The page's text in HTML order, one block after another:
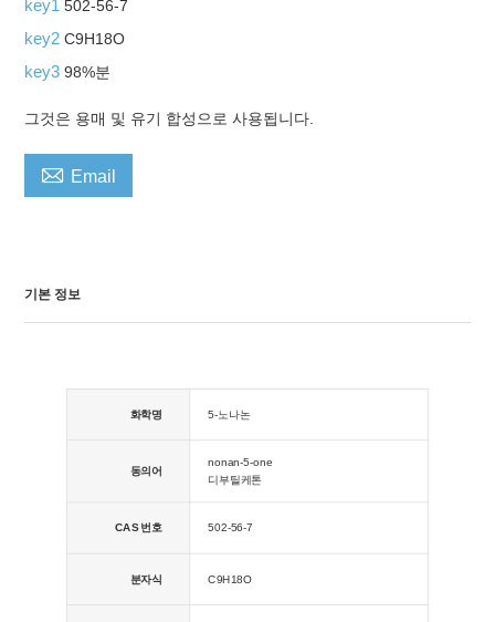
key1502-56-7
key2C9H18O
key398%분
그것은 용매 및 유기 합성으로 사용됩니다.
 Email
기본 정보
화학명 5-노나논
동의어
nonan-5-one
디부틸케톤
CAS 번호 502-56-7
분자식 C9H18O